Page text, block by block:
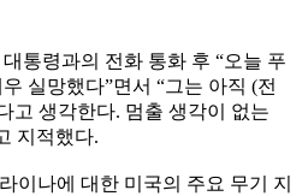
통령과의 전화 통화 후 “오늘 푸
실망했다”면서 “그는 아직 (전
고 생각한다. 멈출 생각이 없는
지적했다.
이나에 대한 미국의 주요 무기 지